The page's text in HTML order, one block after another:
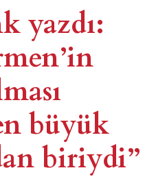
yazdı:
büyük
biriydi”